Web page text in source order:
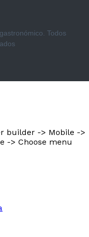
Todos
builder -> Mobile ->
-> Choose menu